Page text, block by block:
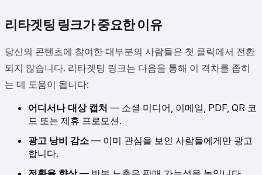
리타겟팅 링크가 중요한 이유
당신의 콘텐츠에 참여한 대부분의 사람들은 첫 클릭에서 전환
되지 않습니다. 리타겟팅 링크는 다음을 통해 이 격차를 좁히
는 데 도움이 됩니다:
어디서나 대상 캡처 — 소셜 미디어, 이메일, PDF, QR 코
드 또는 제휴 프로모션.
광고 낭비 감소 — 이미 관심을 보인 사람들에게만 광고
합니다.